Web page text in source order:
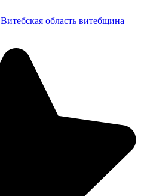
Витебская область витебщина